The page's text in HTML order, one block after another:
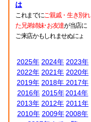
は
これまでにご親戚・生き別れ
た兄弟姉妹･お友達が当店に
ご来店かもしれませぬにょ
2025年 2024年 2023年
2022年 2021年 2020年
2019年 2018年 2017年
2016年 2015年 2014年
2013年 2012年 2011年
2010年 2009年 2008年